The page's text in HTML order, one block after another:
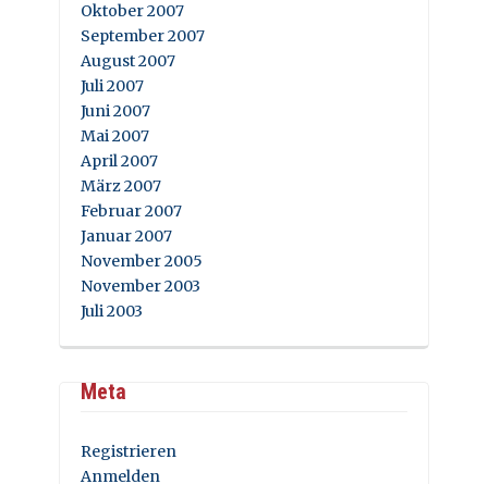
Oktober 2007
September 2007
August 2007
Juli 2007
Juni 2007
Mai 2007
April 2007
März 2007
Februar 2007
Januar 2007
November 2005
November 2003
Juli 2003
Meta
Registrieren
Anmelden